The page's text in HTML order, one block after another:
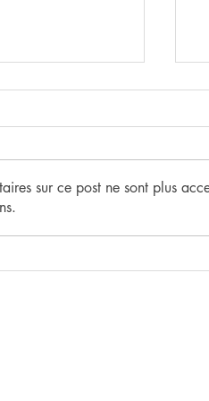
COMME
sur ce post ne sont plus